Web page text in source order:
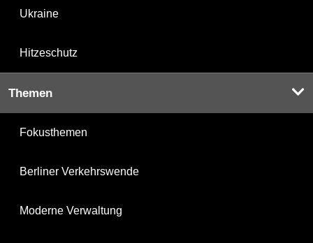
Ukraine
Hitzeschutz
Themen
Fokusthemen
Berliner Verkehrswende
Moderne Verwaltung